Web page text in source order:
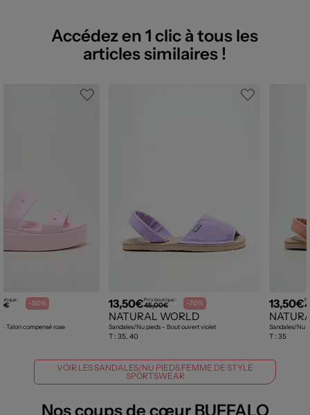
Accédez en 1 clic à tous les
articles similaires !
: -50%
Talon compensé rose
13,50€Prix boutique :
45,00€ -70%
NATURAL WORLD
Sandales/Nu pieds - Bout ouvert violet
T : 35, 40
13,50€
Sandales/Nu
T : 35
VOIR LES SANDALES/NU PIEDS FEMME DE STYLE
SPORTSWEAR
Nos coups de cœur BUFFALO